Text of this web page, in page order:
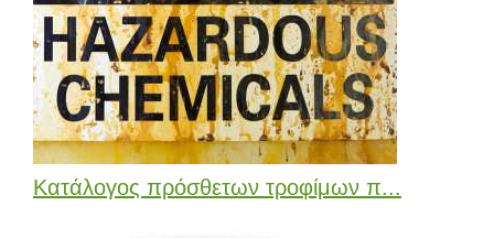
Κατάλογος πρόσθετων τροφίμων π...